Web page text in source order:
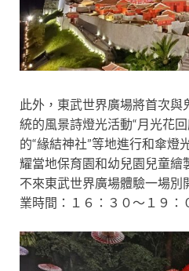
此外，東武世界廣場將首次
統的風景詩燈光活動“月光花回
的“緣結神社”等地進行和傘燈
耀當地保育園和幼兒園兒童繪
不來東武世界廣場體驗一場別
業時間：１６：３０～１９：